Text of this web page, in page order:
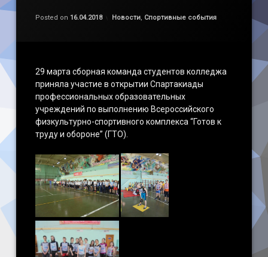
Posted on 16.04.2018
Обновлено на
by
Категории:
Новости, Спортивные события
29 марта сборная команда студентов колледжа
приняла участие в открытии Спартакиады
профессиональных образовательных
учреждений по выполнению Всероссийского
физкультурно-спортивного комплекса “Готов к
труду и обороне” (ГТО).